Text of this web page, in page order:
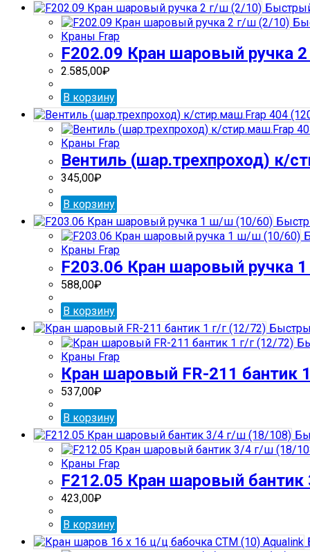
Краны Frap
F202.09 Кран шаровый ручка
2.585,00₽
В корзину
Краны Frap
Вентиль (шар.трехпроход) к/
345,00₽
В корзину
Краны Frap
F203.06 Кран шаровый ручка
588,00₽
В корзину
Краны Frap
Кран шаровый FR-211 бантик
537,00₽
В корзину
Краны Frap
F212.05 Кран шаровый
423,00₽
В корзину